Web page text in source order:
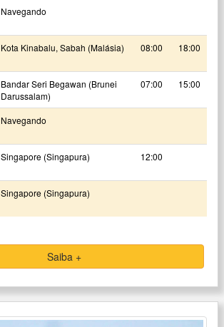
Navegando
Kota Kinabalu, Sabah (Malásia) 08:00 18:00
Bandar Seri Begawan (Brunei
Darussalam)
07:00 15:00
Navegando
Singapore (Singapura) 12:00
Singapore (Singapura)
Saiba +